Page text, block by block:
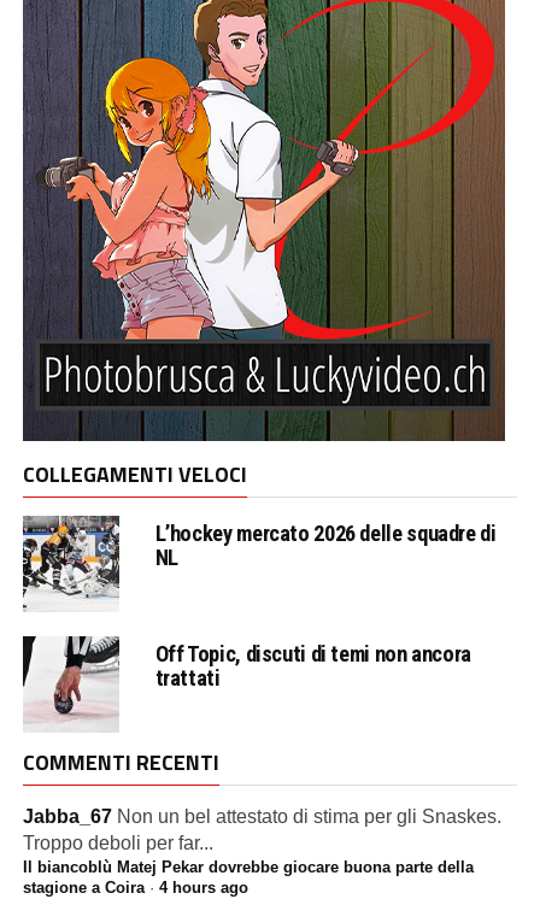
COLLEGAMENTI VELOCI
L’hockey mercato 2026 delle squadre di
NL
Off Topic, discuti di temi non ancora
trattati
COMMENTI RECENTI
Jabba_67 Non un bel attestato di stima per gli Snaskes.
Troppo deboli per far...
Il biancoblù Matej Pekar dovrebbe giocare buona parte della
stagione a Coira· 4 hours ago